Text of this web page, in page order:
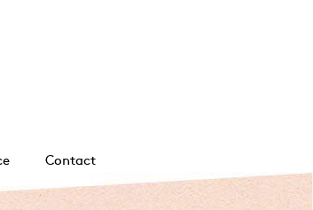
Contact